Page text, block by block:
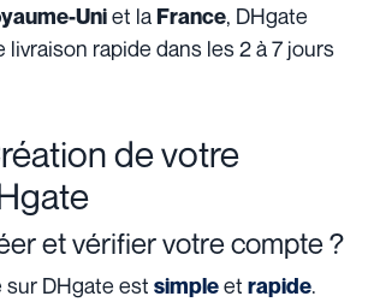
Uniet laFrance, DHgate
livraison rapide dans les 2 à 7 jours
de votre
et vérifier votre compte ?
DHgate est simpleet rapide.